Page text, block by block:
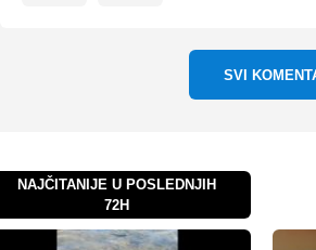
SVI
NAJČITANIJE U POSLEDNJIH
72H